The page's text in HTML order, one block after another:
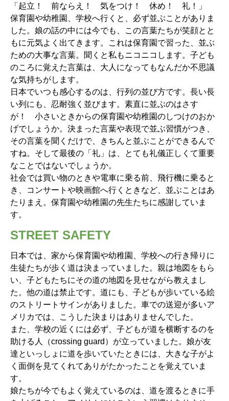
「起立！ 前ならえ！ 気をつけ！ 休め！ 礼！」
保育園や幼稚園、学校へ行くと、必ず並ぶことがありま
した。娘の話の中には今でも、この言葉たちが笑顔とと
もに元気よく出てきます。これは保育園で習った、並ぶ
ための大事な言葉。聞くと私もニコニコします。子ども
のころに覚えた言葉は、大人になってもなんだか不思議
な気持ちがします。
日本でいつも感心するのは、行列の並び方です。長い長
い列にも、忍耐強く並びます。素直に並ぶのはさす
が！ 小さいときからの保育園や幼稚園のしつけのおか
げでしょうか。決まった言葉や表現で並ぶ習慣がつき、
その言葉を聞くだけで、きちんと並ぶことができるんで
すね。そして最後の「礼」は、とても礼儀正しくて重要
なことではないでしょうか。
社会では買い物のときや電車に乗る前、飛行機に乗ると
き、コンサートや映画館へ行くときなど、並ぶことはあ
たりまえ。保育園や幼稚園の先生たちに感謝していま
す。
STREET SAFETY
日本では、家から保育園や幼稚園、学校への行き帰りに
生徒たちが歩く道は決まっていました。親は地図をもら
い、子どもたちにその道の地図を見せながら教えまし
た。他の道は禁止です。道にも、子どもが歩いている絵
のストリートサインがありました。車での送迎が多いア
メリカでは、こうした決まりはありませんでした。
また、学校の近くには必ず、子どもが道を横断するのを
助ける人（crossing guard）が立っていました。娘が友
達といっしょに道を歩いていたときには、大きな子がよ
く面倒を見てくれてありがたかったことを覚えていま
す。
娘たちが今でもよく覚えているのは、道を渡るときに手